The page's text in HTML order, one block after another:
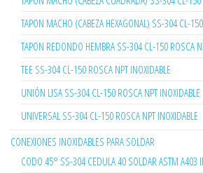
TAPON MACHO (CABEZA HEXAGONAL) SS-304 CL-
TAPON REDONDO HEMBRA SS-304 CL-150 ROSCA
TEE SS-304 CL-150 ROSCA NPT INOXIDABLE
UNIÓN LISA SS-304 CL-150 ROSCA NPT INOXIDABLE
UNIVERSAL SS-304 CL-150 ROSCA NPT INOXIDABLE
CONEXIONES INOXIDABLES PARA SOLDAR
CODO 45° SS-304 CEDULA 40 SOLDAR ASTM A403